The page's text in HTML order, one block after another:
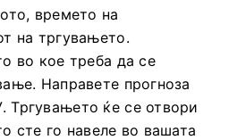
времето на
на тргувањето.
во кое треба да се
Направете прогноза
ќе се отвори
сте го навеле во вашата